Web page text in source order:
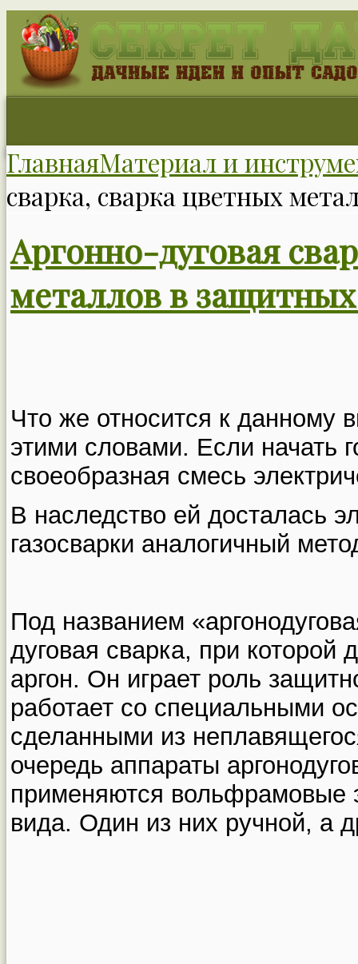
ГлавнаяМатериал и
сварка, сварка цветных
Аргонно-дуговая
металлов в защитных
Что же относится к данному
этими словами. Если начать
своеобразная смесь
В наследство ей досталась
газосварки аналогичный
Под названием
дуговая сварка, при которой
аргон. Он играет роль
работает со специальными
сделанными из
очередь аппараты
применяются вольфрамовые
вида. Один из них ручной, а